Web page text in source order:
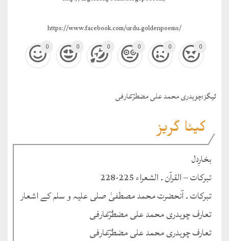
https://www.facebook.com/urdu.goldenpoems/
0 0 0 0 0 0
ٹيگز:چوہدری محمد علی مضطرؔعارفی
کیٹا گریز
بخارِدل
تبرکات – القرآن ۔ الشعراء 225-228
تبرکات ۔ آنحضرت محمد مصطفیٰ صلی علیہ و سلم کے اشعار
تعارف چوہدری محمد علی مضطرؔعارفی
تعارف چوہدری محمد علی مضطرؔعارفی